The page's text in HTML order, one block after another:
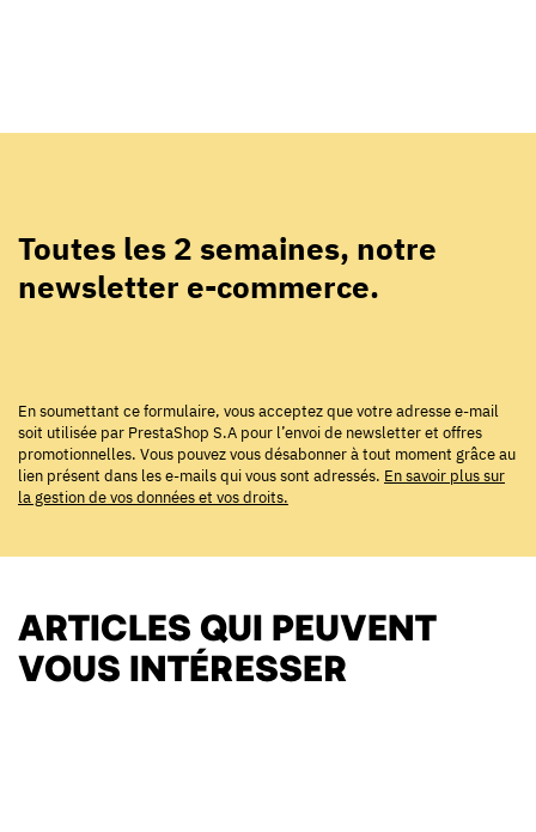
Toutes les 2 semaines, notre
newsletter e-commerce.
En soumettant ce formulaire, vous acceptez que votre adresse e-mail
soit utilisée par PrestaShop S.A pour l’envoi de newsletter et offres
promotionnelles. Vous pouvez vous désabonner à tout moment grâce au
lien présent dans les e-mails qui vous sont adressés. En savoir plus sur
la gestion de vos données et vos droits.
ARTICLES QUI PEUVENT
VOUS INTÉRESSER